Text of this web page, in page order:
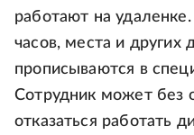
работают на
часов, места и других
прописываются в
Сотрудник может без
отказаться работать